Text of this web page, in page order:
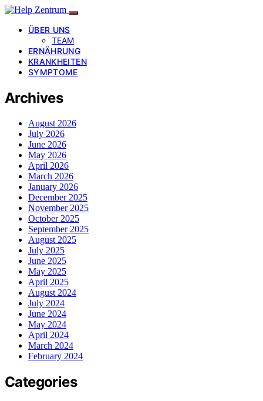
ÜBER UNS
TEAM
ERNÄHRUNG
KRANKHEITEN
SYMPTOME
Archives
August 2026
July 2026
June 2026
May 2026
April 2026
March 2026
January 2026
December 2025
November 2025
October 2025
September 2025
August 2025
July 2025
June 2025
May 2025
April 2025
August 2024
July 2024
June 2024
May 2024
April 2024
March 2024
February 2024
Categories